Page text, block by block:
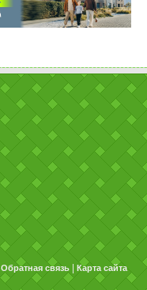
Обратная связь Карта сайта